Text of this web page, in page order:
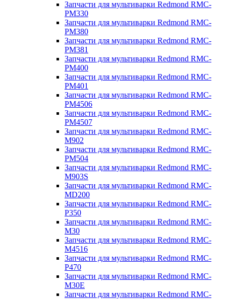
Запчасти для мультиварки Redmond RMC-
PM330
Запчасти для мультиварки Redmond RMC-
PM380
Запчасти для мультиварки Redmond RMC-
PM381
Запчасти для мультиварки Redmond RMC-
PM400
Запчасти для мультиварки Redmond RMC-
PM401
Запчасти для мультиварки Redmond RMC-
PM4506
Запчасти для мультиварки Redmond RMC-
PM4507
Запчасти для мультиварки Redmond RMC-
M902
Запчасти для мультиварки Redmond RMC-
PM504
Запчасти для мультиварки Redmond RMC-
M903S
Запчасти для мультиварки Redmond RMC-
MD200
Запчасти для мультиварки Redmond RMC-
P350
Запчасти для мультиварки Redmond RMC-
M30
Запчасти для мультиварки Redmond RMC-
M4516
Запчасти для мультиварки Redmond RMC-
P470
Запчасти для мультиварки Redmond RMC-
M30E
Запчасти для мультиварки Redmond RMC-